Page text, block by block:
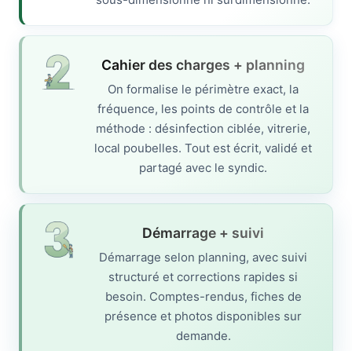
Cahier des charges + planning
On formalise le périmètre exact, la
fréquence, les points de contrôle et la
méthode : désinfection ciblée, vitrerie,
local poubelles. Tout est écrit, validé et
partagé avec le syndic.
Démarrage + suivi
Démarrage selon planning, avec suivi
structuré et corrections rapides si
besoin. Comptes-rendus, fiches de
présence et photos disponibles sur
demande.